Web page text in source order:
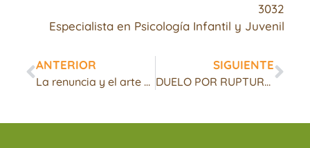
3032
Especialista en Psicología Infantil y Juvenil
ANTERIOR
La renuncia y el arte de soltar
SIGUIENTE
DUELO POR RUPTURA: UNA OPORTUNIDAD PARA RECONSTRUIRSE. CADA FINAL UN NUEVO COMIENZO.